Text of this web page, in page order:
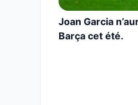
Joan Garcia
Barça cet été.